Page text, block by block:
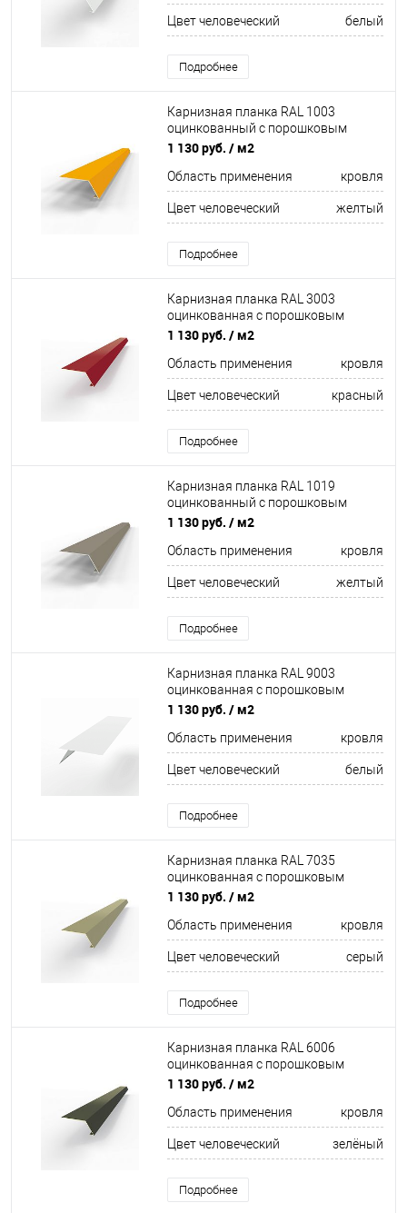
Цвет человеческий белый
Подробнее
Карнизная планка RAL 1003
оцинкованный c порошковым
покрытием 0,45мм
1 130 руб. / м2
Область применения кровля
Цвет человеческий желтый
Подробнее
Карнизная планка RAL 3003
оцинкованная c порошковым
покрытием 0,45мм полиуретан
1 130 руб. / м2
Область применения кровля
Цвет человеческий красный
Подробнее
Карнизная планка RAL 1019
оцинкованный c порошковым
покрытием 0,45мм
1 130 руб. / м2
Область применения кровля
Цвет человеческий желтый
Подробнее
Карнизная планка RAL 9003
оцинкованная с порошковым
покрытием 0,45 мм
1 130 руб. / м2
Область применения кровля
Цвет человеческий белый
Подробнее
Карнизная планка RAL 7035
оцинкованная c порошковым
покрытием 0,45мм
1 130 руб. / м2
Область применения кровля
Цвет человеческий серый
Подробнее
Карнизная планка RAL 6006
оцинкованная c порошковым
покрытием 0,45мм
1 130 руб. / м2
Область применения кровля
Цвет человеческий зелёный
Подробнее